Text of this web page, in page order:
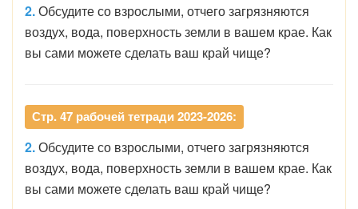
2.Обсудите со взрослыми, отчего загрязняются
воздух, вода, поверхность земли в вашем крае. Как
вы сами можете сделать ваш край чище?
Стр. 47 рабочей тетради 2023-2026:
2.Обсудите со взрослыми, отчего загрязняются
воздух, вода, поверхность земли в вашем крае. Как
вы сами можете сделать ваш край чище?